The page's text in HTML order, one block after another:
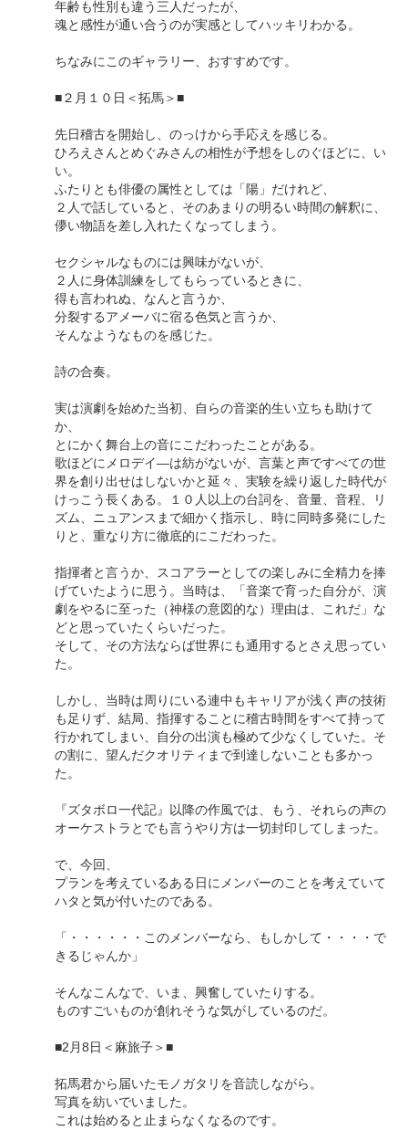
年齢も性別も違う三人だったが、
魂と感性が通い合うのが実感としてハッキリわかる。
ちなみにこのギャラリー、おすすめです。
■２月１０日＜拓馬＞■
先日稽古を開始し、のっけから手応えを感じる。
ひろえさんとめぐみさんの相性が予想をしのぐほどに、い
い。
ふたりとも俳優の属性としては「陽」だけれど、
２人で話していると、そのあまりの明るい時間の解釈に、
儚い物語を差し入れたくなってしまう。
セクシャルなものには興味がないが、
２人に身体訓練をしてもらっているときに、
得も言われぬ、なんと言うか、
分裂するアメーバに宿る色気と言うか、
そんなようなものを感じた。
詩の合奏。
実は演劇を始めた当初、自らの音楽的生い立ちも助けて
か、
とにかく舞台上の音にこだわったことがある。
歌ほどにメロデイ―は紡がないが、言葉と声ですべての世
界を創り出せはしないかと延々、実験を繰り返した時代が
けっこう長くある。１０人以上の台詞を、音量、音程、リ
ズム、ニュアンスまで細かく指示し、時に同時多発にした
りと、重なり方に徹底的にこだわった。
指揮者と言うか、スコアラーとしての楽しみに全精力を捧
げていたように思う。当時は、「音楽で育った自分が、演
劇をやるに至った（神様の意図的な）理由は、これだ」な
どと思っていたくらいだった。
そして、その方法ならば世界にも通用するとさえ思ってい
た。
しかし、当時は周りにいる連中もキャリアが浅く声の技術
も足りず、結局、指揮することに稽古時間をすべて持って
行かれてしまい、自分の出演も極めて少なくしていた。そ
の割に、望んだクオリティまで到達しないことも多かっ
た。
『ズタボロ一代記』以降の作風では、もう、それらの声の
オーケストラとでも言うやり方は一切封印してしまった。
で、今回、
プランを考えているある日にメンバーのことを考えていて
ハタと気が付いたのである。
「・・・・・・このメンバーなら、もしかして・・・・で
きるじゃんか」
そんなこんなで、いま、興奮していたりする。
ものすごいものが創れそうな気がしているのだ。
■2月8日＜麻旅子＞■
拓馬君から届いたモノガタリを音読しながら。
写真を紡いでいました。
これは始めると止まらなくなるのです。